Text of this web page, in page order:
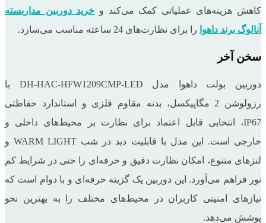
کاهش هزینه‌های عملیاتی کمک می‌کند و خرید دوربین مداربسته
آنالوگ برند داهوا را برای نظارت‌های 24 ساعته مناسب می‌سازد.
سخن آخر
دوربین بولت داهوا مدل DH-HAC-HFW1209CMP-LED با
رزولوشن 2 مگاپیکسل، بدنه مقاوم فلزی و استاندارد حفاظتی
IP67، انتخابی قابل اعتماد برای نظارت بر محیط‌های داخلی و
خارجی است. این مدل با قابلیت دید در شب WARM LIGHT و
لنزهای متنوع، امکان نظارت دقیق و حرفه‌ای را حتی در شرایط کم
‌نور فراهم می‌آورد. این دوربین یک گزینه حرفه‌ای و با دوام است که
نیازهای امنیتی کاربران در محیط‌های مختلف را به بهترین نحو
پوشش می‌دهد.